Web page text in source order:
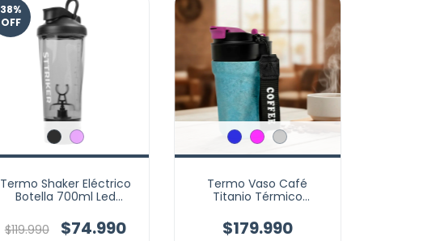
38%
OFF
Termo Shaker Eléctrico
Botella 700ml Led
$119.990
$74.990
Termo Vaso Café
Titanio Térmico
$179.990